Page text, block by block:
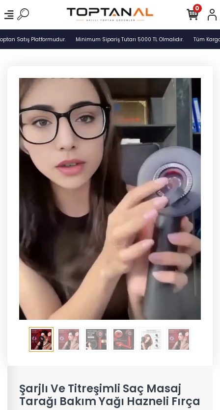
Satış Platformudur. Minimum Sipariş Tutarı 5000 TL Olmalıdır. Tüm
0
Şarjlı Ve Titreşimli Saç Masaj
Tarağı Bakım Yağı Hazneli Fırça